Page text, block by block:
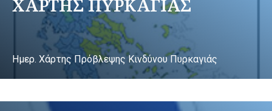
ΧΑΡΤΗΣ ΠΥΡΚΑΓΙΑΣ
Ημερ. Χάρτης Πρόβλεψης Κινδύνου Πυρκαγιάς